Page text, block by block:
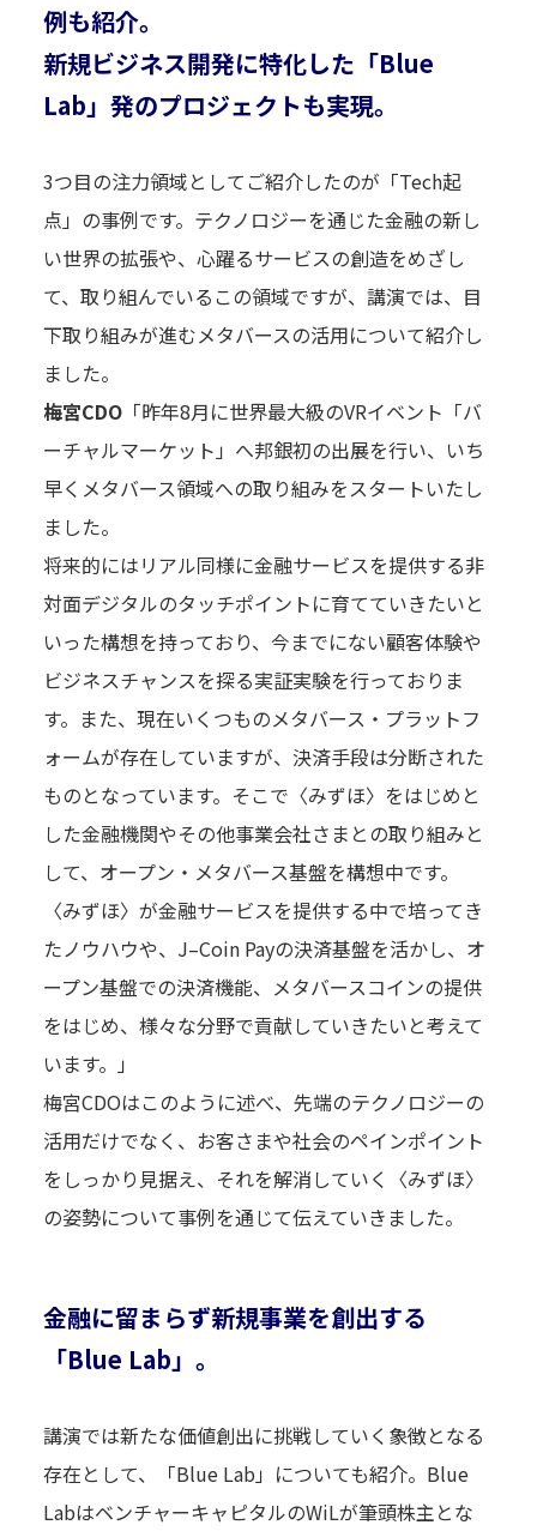
TOP
ARTICLES
例も紹介。
新規ビジネス開発に特化した「Blue
Lab」発のプロジェクトも実現。
3つ目の注力領域としてご紹介したのが「Tech起
点」の事例です。テクノロジーを通じた金融の新し
い世界の拡張や、心躍るサービスの創造をめざし
て、取り組んでいるこの領域ですが、講演では、目
下取り組みが進むメタバースの活用について紹介し
ました。
梅宮CDO「昨年8月に世界最大級のVRイベント「バ
ーチャルマーケット」へ邦銀初の出展を行い、いち
早くメタバース領域への取り組みをスタートいたし
ました。
将来的にはリアル同様に金融サービスを提供する非
対面デジタルのタッチポイントに育てていきたいと
いった構想を持っており、今までにない顧客体験や
ビジネスチャンスを探る実証実験を行っておりま
す。また、現在いくつものメタバース・プラットフ
ォームが存在していますが、決済手段は分断された
ものとなっています。そこで〈みずほ〉をはじめと
した金融機関やその他事業会社さまとの取り組みと
して、オープン・メタバース基盤を構想中です。
〈みずほ〉が金融サービスを提供する中で培ってき
たノウハウや、J–Coin Payの決済基盤を活かし、オ
ープン基盤での決済機能、メタバースコインの提供
をはじめ、様々な分野で貢献していきたいと考えて
います。」
梅宮CDOはこのように述べ、先端のテクノロジーの
活用だけでなく、お客さまや社会のペインポイント
をしっかり見据え、それを解消していく〈みずほ〉
の姿勢について事例を通じて伝えていきました。
金融に留まらず新規事業を創出する
「Blue Lab」。
講演では新たな価値創出に挑戦していく象徴となる
存在として、「Blue Lab」についても紹介。Blue
LabはベンチャーキャピタルのWiLが筆頭株主とな